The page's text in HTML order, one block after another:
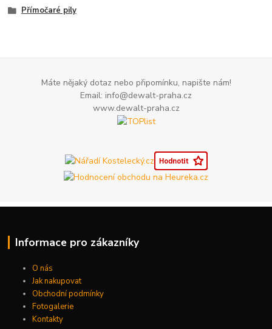
Přímočaré pily
Máte nějaký dotaz nebo připomínku, napište nám!
Email: info@dewalt-praha.cz
www.dewalt-praha.cz
Informace pro zákazníky
O nás
Jak nakupovat
Obchodní podmínky
Fotogalerie
Kontakty